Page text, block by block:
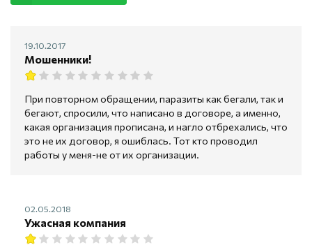
19.10.2017
Мошенники!
При повторном обращении, паразиты как бегали, так и
бегают, спросили, что написано в договоре, а именно,
какая организация прописана, и нагло отбрехались, что
это не их договор, я ошиблась. Тот кто проводил
работы у меня-не от их организации.
02.05.2018
Ужасная компания